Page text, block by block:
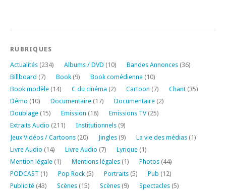
RUBRIQUES
Actualités (234) Albums / DVD (10) Bandes Annonces (36)
Billboard (7) Book (9) Book comédienne (10)
Book modèle (14) C du cinéma (2) Cartoon (7) Chant (35)
Démo (10) Documentaire (17) Documentaire (2)
Doublage (15) Emission (18) Emissions TV(25)
Extraits Audio (211) Institutionnels (9)
Jeux Vidéos / Cartoons (20) Jingles (9) La vie des médias (1)
Livre Audio (14) Livre Audio (7) Lyrique (1)
Mention légale (1) Mentions légales (1) Photos (44)
PODCAST (1) Pop Rock (5) Portraits (5) Pub (12)
Publicité (43) Scènes (15) Scènes (9) Spectacles (5)